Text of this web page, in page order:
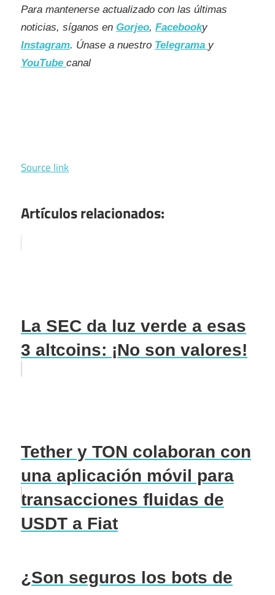
Para mantenerse actualizado con las últimas
noticias, síganos en Gorjeo, Facebooky
Instagram. Únase a nuestro Telegrama y
YouTube canal
Source link
Artículos relacionados:
La SEC da luz verde a esas
3 altcoins: ¡No son valores!
Tether y TON colaboran con
una aplicación móvil para
transacciones fluidas de
USDT a Fiat
¿Son seguros los bots de